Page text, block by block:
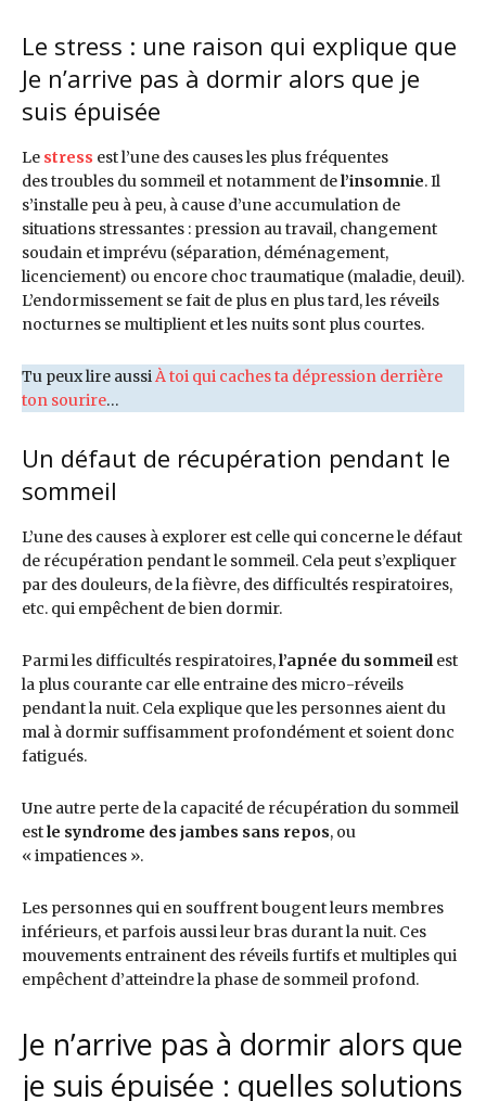
Le stress : une raison qui explique que
Je n’arrive pas à dormir alors que je
suis épuisée
Le stress est l’une des causes les plus fréquentes
des troubles du sommeil et notamment del’insomnie. Il
s’installe peu à peu, à cause d’une accumulation de
situations stressantes : pression au travail, changement
soudain et imprévu (séparation, déménagement,
licenciement) ou encore choc traumatique (maladie, deuil).
L’endormissement se fait de plus en plus tard,les réveils
nocturnes se multiplient et les nuits sont plus courtes.
Tu peux lire aussiÀ toi qui caches ta dépression derrière
ton sourire…
Un défaut de récupération pendant le
sommeil
L’une des causes à explorer est celle qui concerne le défaut
de récupération pendant le sommeil. Cela peut s’expliquer
par des douleurs, de la fièvre, des difficultés respiratoires,
etc. qui empêchent de bien dormir.
Parmi les difficultés respiratoires,l’apnée du sommeilest
la plus courante car elle entraine des micro-réveils
pendant la nuit. Cela explique que les personnes aient du
mal à dormir suffisamment profondément et soient donc
fatigués.
Une autre perte de la capacité de récupération du sommeil
estle syndrome des jambes sans repos, ou
« impatiences ».
Les personnes qui en souffrent bougent leurs membres
inférieurs, et parfois aussi leur bras durant la nuit. Ces
mouvements entrainent des réveils furtifs et multiples qui
empêchent d’atteindre la phase de sommeil profond.
Je n’arrive pas à dormir alors que
je suis épuisée : quelles solutions